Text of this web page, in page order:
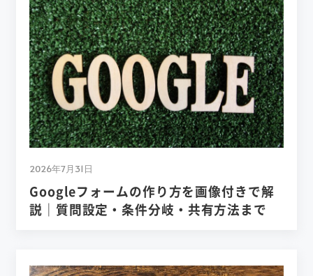
2026年7月31日
Googleフォームの作り方を画像付きで解
説｜質問設定・条件分岐・共有方法まで